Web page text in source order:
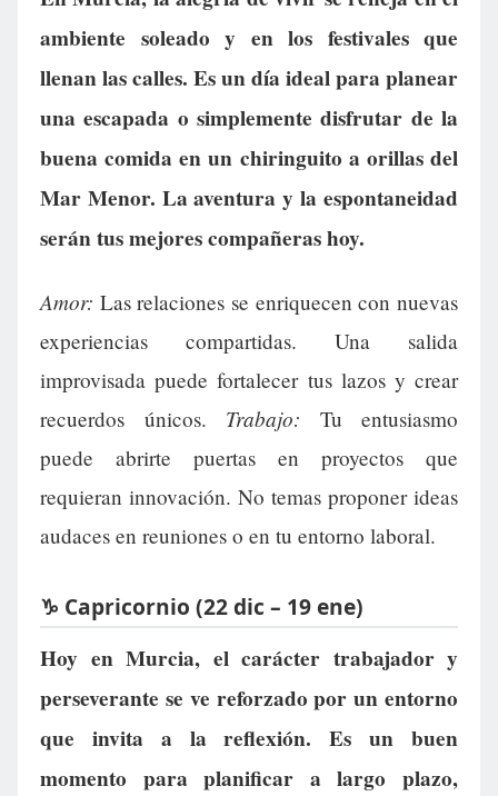
ambiente soleado y en los festivales que
llenan las calles. Es un día ideal para planear
una escapada o simplemente disfrutar de la
buena comida en un chiringuito a orillas del
Mar Menor. La aventura y la espontaneidad
serán tus mejores compañeras hoy.
Amor: Las relaciones se enriquecen con nuevas
experiencias compartidas. Una salida
improvisada puede fortalecer tus lazos y crear
recuerdos únicos. Trabajo: Tu entusiasmo
puede abrirte puertas en proyectos que
requieran innovación. No temas proponer ideas
audaces en reuniones o en tu entorno laboral.
♑ Capricornio (22 dic – 19 ene)
Hoy en Murcia, el carácter trabajador y
perseverante se ve reforzado por un entorno
que invita a la reflexión. Es un buen
momento para planificar a largo plazo,